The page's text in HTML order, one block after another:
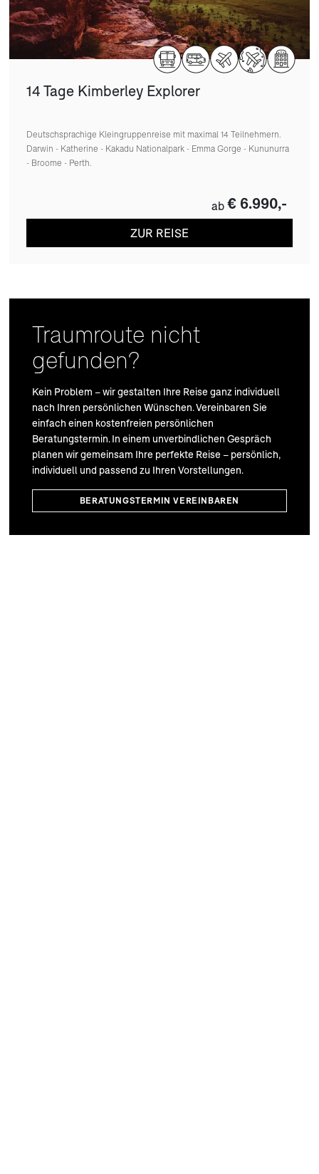
14 Tage Kimberley Explorer
Deutschsprachige Kleingruppenreise mit maximal 14 Teilnehmern.
Darwin - Katherine - Kakadu Nationalpark - Emma Gorge - Kununurra
- Broome - Perth.
ab € 6.990,-
ZUR REISE
Traumroute nicht
gefunden?
Kein Problem – wir gestalten Ihre Reise ganz individuell
nach Ihren persönlichen Wünschen. Vereinbaren Sie
einfach einen kostenfreien persönlichen
Beratungstermin. In einem unverbindlichen Gespräch
planen wir gemeinsam Ihre perfekte Reise – persönlich,
individuell und passend zu Ihren Vorstellungen.
BERATUNGSTERMIN VEREINBAREN